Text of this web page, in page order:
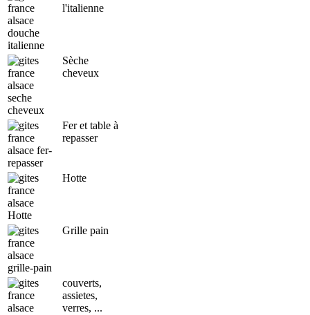
l'italienne
Sèche
cheveux
Fer et table à
repasser
Hotte
Grille pain
couverts,
assietes,
verres, ...